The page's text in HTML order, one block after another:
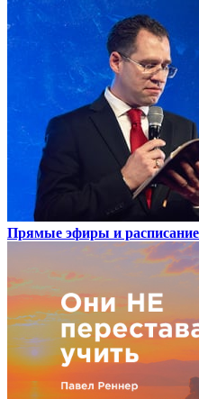
Прямые эфиры и расписание